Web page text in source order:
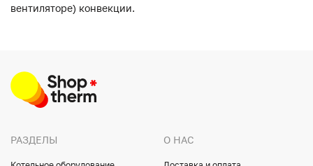
вентиляторе) конвекции.
РАЗДЕЛЫ О НАС